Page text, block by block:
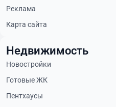
Реклама
Карта сайта
Недвижимость
Новостройки
Готовые ЖК
Пентхаусы